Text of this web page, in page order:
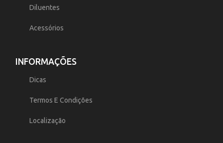
Diluentes
Acessórios
INFORMAÇÕES
Dicas
Termos E Condições
Localização